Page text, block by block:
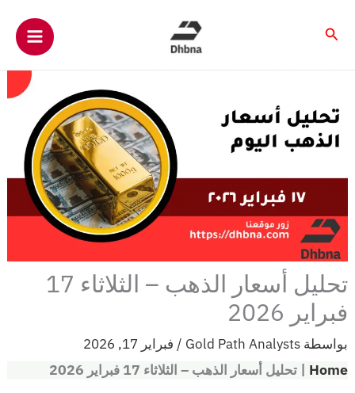
البحث
تحليل أسعار الذهب – الثلاثاء 17
فبراير 2026
بواسطة Gold Path Analysts
/ فبراير 17, 2026
Home
|تحليل أسعار الذهب – الثلاثاء 17 فبراير 2026